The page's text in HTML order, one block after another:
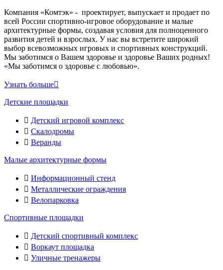
Компания «Комтэк» - проектирует, выпускает и продает по
всей России спортивно-игровое оборудование и малые
архитектурные формы, создавая условия для полноценного
развития детей и взрослых. У нас вы встретите широкий
выбор всевозможных игровых и спортивных конструкций.
Мы заботимся о Вашем здоровье и здоровье Ваших родных!
«Мы заботимся о здоровье с любовью».
Узнать больше
Детские площадки
Детский игровой комплекс
Скалодромы
Веранды
Малые архитектурные формы
Информационный стенд
Металлические ограждения
Велопарковка
Спортивные площадки
Детский спортивный комплекс
Воркаут площадка
Уличные тренажеры